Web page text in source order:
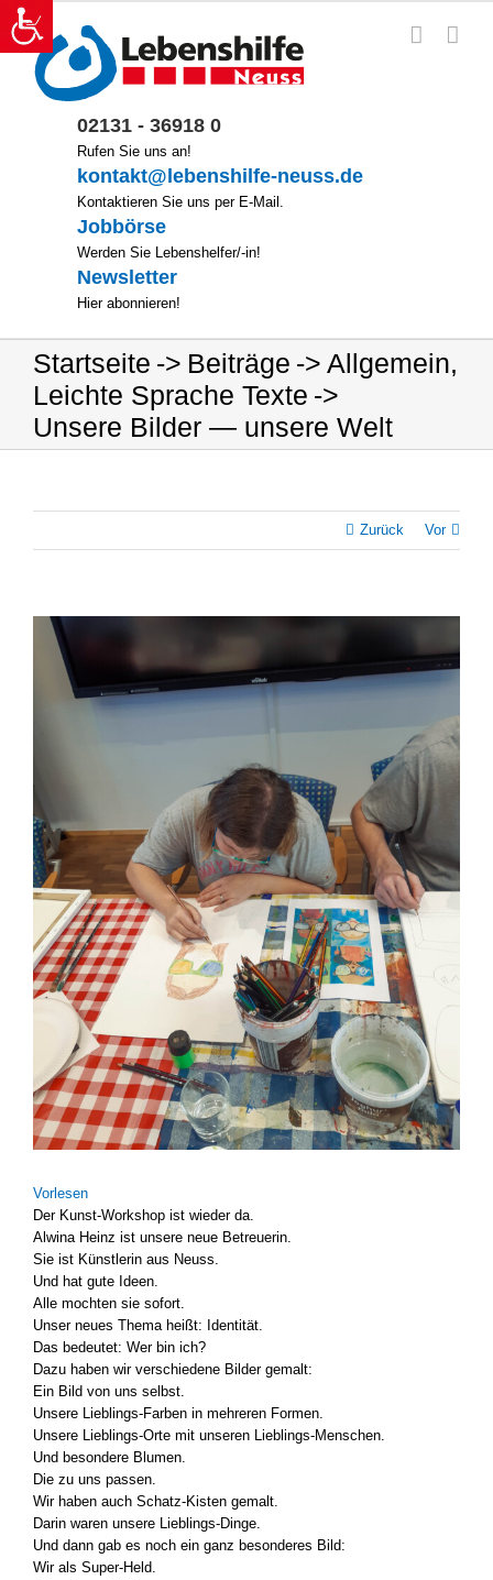
Zum
Inhalt
springen
02131 - 36918 0
Rufen Sie uns an!
kontakt@lebenshilfe-neuss.de
Kontaktieren Sie uns per E-Mail.
Jobbörse
Werden Sie Lebenshelfer/-in!
Newsletter
Hier abonnieren!
Startseite Beiträge Allgemein,
Leichte Sprache Texte
Unsere Bilder — unsere Welt
Zurück Vor
Zeige
grösseres
Vor­le­sen
Der Kunst-Workshop ist wie­der da.
Alwi­na Heinz ist unse­re neue Betreue­rin.
Sie ist Künst­le­rin aus Neuss.
Und hat gute Ideen.
Alle moch­ten sie sofort.
Unser neu­es The­ma heißt: Iden­ti­tät.
Das bedeu­tet: Wer bin ich?
Dazu haben wir ver­schie­de­ne Bil­der gemalt:
Ein Bild von uns selbst.
Unse­re Lieblings-Farben in meh­re­ren For­men.
Unse­re Lieblings-Orte mit unse­ren Lieblings-Menschen.
Und beson­de­re Blu­men.
Die zu uns pas­sen.
Wir haben auch Schatz-Kisten gemalt.
Dar­in waren unse­re Lieblings-Dinge.
Und dann gab es noch ein ganz beson­de­res Bild:
Wir als Super-Held.